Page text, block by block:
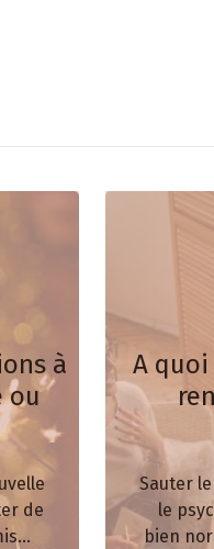
à
ou
de
A
Sauter
le
bien